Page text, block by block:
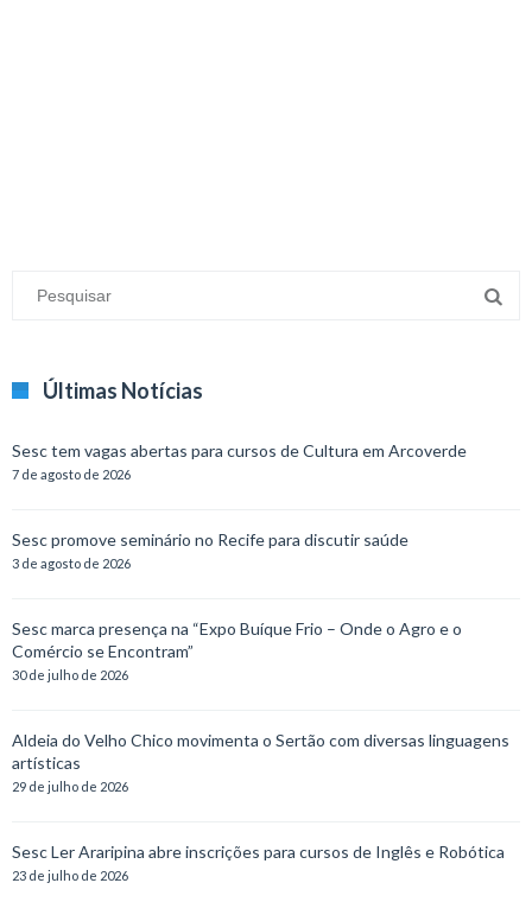
Últimas Notícias
Sesc tem vagas abertas para cursos de Cultura em Arcoverde
7 de agosto de 2026
Sesc promove seminário no Recife para discutir saúde
3 de agosto de 2026
Sesc marca presença na “Expo Buíque Frio – Onde o Agro e o
Comércio se Encontram”
30 de julho de 2026
Aldeia do Velho Chico movimenta o Sertão com diversas linguagens
artísticas
29 de julho de 2026
Sesc Ler Araripina abre inscrições para cursos de Inglês e Robótica
23 de julho de 2026